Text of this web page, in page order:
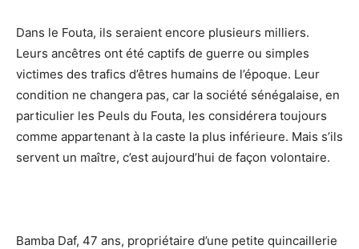
Dans le Fouta, ils seraient encore plusieurs milliers.
Leurs ancêtres ont été captifs de guerre ou simples
victimes des trafics d’êtres humains de l’époque. Leur
condition ne changera pas, car la société sénégalaise, en
particulier les Peuls du Fouta, les considérera toujours
comme appartenant à la caste la plus inférieure. Mais s’ils
servent un maître, c’est aujourd’hui de façon volontaire.
Bamba Daf, 47 ans, propriétaire d’une petite quincaillerie